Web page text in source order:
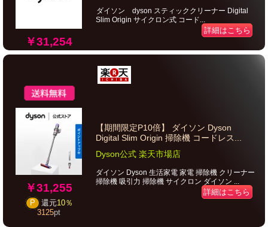
￥31,254
ダイソン dyson スティッククリーナー Digital
Slim Origin サイクロン式 コード...
詳細はこちら
￥31,255
P 還元10％
3125pt
【期間限定P10倍】 ダイソン Dyson
Digital Slim Origin 掃除機 コードレス...
Dyson公式 楽天市場店
ダイソン Dyson 生活家電 家電 掃除機 クリーナー
掃除機 吸引力 掃除機 サイクロン ダイソン ...
詳細はこちら